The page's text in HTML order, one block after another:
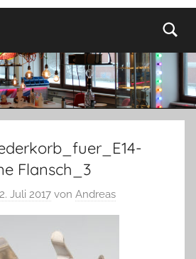
Flansch_3
Juli 2017 von Andreas